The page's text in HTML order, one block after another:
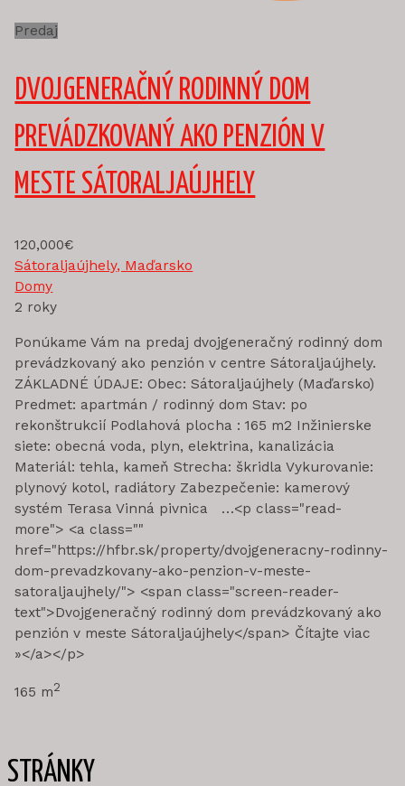
Predaj
DVOJGENERAČNÝ RODINNÝ DOM
PREVÁDZKOVANÝ AKO PENZIÓN V
MESTE SÁTORALJAÚJHELY
120,000€
Sátoraljaújhely, Maďarsko
Domy
2 roky
Ponúkame Vám na predaj dvojgeneračný rodinný dom
prevádzkovaný ako penzión v centre Sátoraljaújhely.
ZÁKLADNÉ ÚDAJE: Obec: Sátoraljaújhely (Maďarsko)
Predmet: apartmán / rodinný dom Stav: po
rekonštrukcií Podlahová plocha : 165 m2 Inžinierske
siete: obecná voda, plyn, elektrina, kanalizácia
Materiál: tehla, kameň Strecha: škridla Vykurovanie:
plynový kotol, radiátory Zabezpečenie: kamerový
systém Terasa Vinná pivnica …<p class="read-
more"> <a class=""
href="https://hfbr.sk/property/dvojgeneracny-rodinny-
dom-prevadzkovany-ako-penzion-v-meste-
satoraljaujhely/"> <span class="screen-reader-
text">Dvojgeneračný rodinný dom prevádzkovaný ako
penzión v meste Sátoraljaújhely</span> Čítajte viac
»</a></p>
165 m2
STRÁNKY